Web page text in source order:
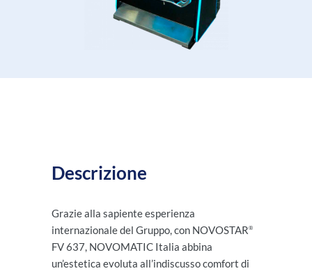
Descrizione
Grazie alla sapiente esperienza
internazionale del Gruppo, con NOVOSTAR®
FV 637, NOVOMATIC Italia abbina
un’estetica evoluta all’indiscusso comfort di